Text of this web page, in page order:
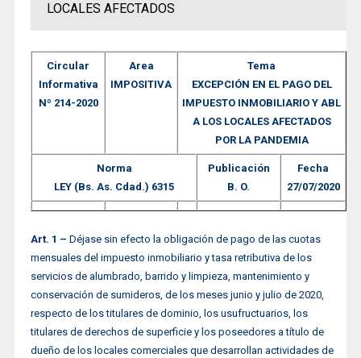
LOCALES AFECTADOS
Circular
Informativa
Nº 214-2020
Area
IMPOSITIVA
Tema
EXCEPCIÓN EN EL PAGO DEL
IMPUESTO INMOBILIARIO Y ABL
A LOS LOCALES AFECTADOS
POR LA PANDEMIA
Norma
LEY (Bs. As. Cdad.) 6315
Publicación
B. O.
Fecha
27/07/2020
Art. 1 – Déjase sin efecto la obligación de pago de las cuotas
mensuales del impuesto inmobiliario y tasa retributiva de los
servicios de alumbrado, barrido y limpieza, mantenimiento y
conservación de sumideros, de los meses junio y julio de 2020,
respecto de los titulares de dominio, los usufructuarios, los
titulares de derechos de superficie y los poseedores a título de
dueño de los locales comerciales que desarrollan actividades de